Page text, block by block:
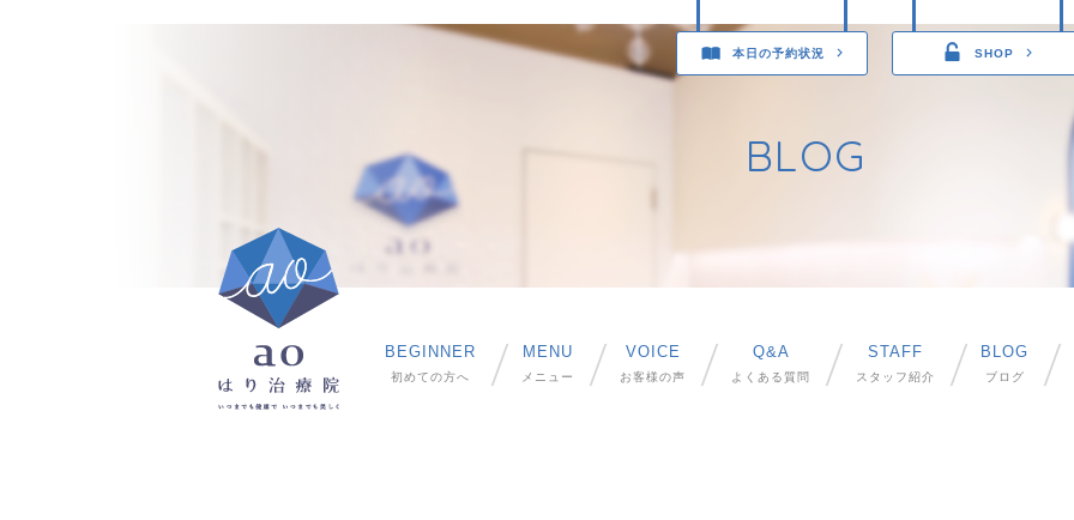
本日の予約状況 SHOP
BLOG
BEGINNER
初めての方へ
MENU
メニュー
VOICE
お客様の声
Q&A
よくある質問
STAFF
スタッフ紹介
BLOG
ブログ